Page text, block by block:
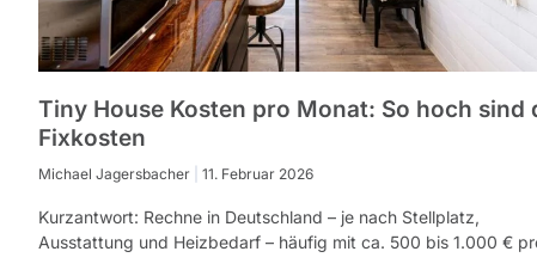
Tiny House Kosten pro Monat: So hoch sind
Fixkosten
Michael Jagersbacher 11. Februar 2026
Kurzantwort: Rechne in Deutschland – je nach Stellplatz,
Ausstattung und Heizbedarf – häufig mit ca. 500 bis 1.000 €